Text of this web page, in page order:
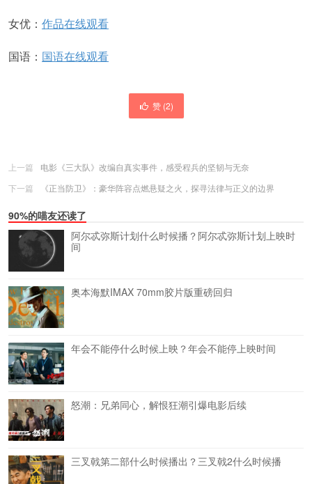
女优： 作品在线观看
国语： 国语在线观看
赞 (2)
上一篇
电影《三大队》改编自真实事件，感受程兵的坚韧与无奈
下一篇
《正当防卫》：豪华阵容点燃悬疑之火，探寻法律与正义的边界
90%的喵友还读了
阿尔忒弥斯计划什么时候播？阿尔忒弥斯计划上映时
间
奥本海默IMAX 70mm胶片版重磅回归
年会不能停什么时候上映？年会不能停上映时间
怒潮：兄弟同心，解恨狂潮引爆电影后续
三叉戟第二部什么时候播出？三叉戟2什么时候播